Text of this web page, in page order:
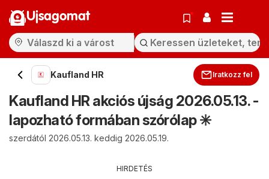
Ujsagomat
Kaufland HR Iratkozz fel
Kaufland HR akciós újság 2026.05.13. -
lapozható formában szórólap ✳️
szerdától 2026.05.13. keddig 2026.05.19.
HIRDETÉS